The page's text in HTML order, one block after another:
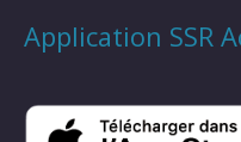
Application SSR